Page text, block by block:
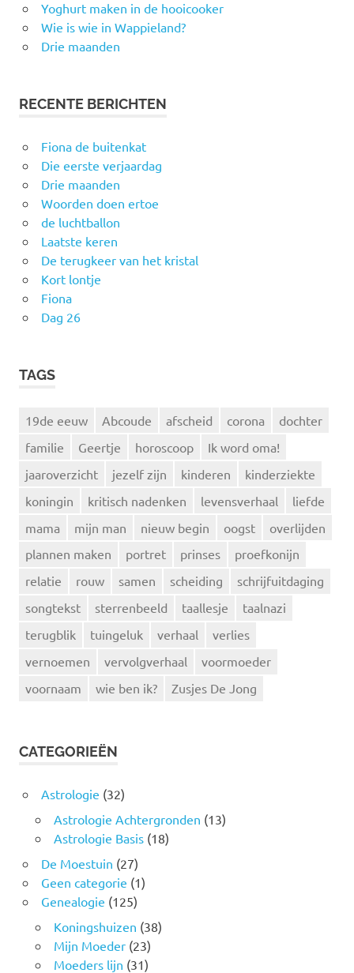
Yoghurt maken in de hooicooker
Wie is wie in Wappieland?
Drie maanden
RECENTE BERICHTEN
Fiona de buitenkat
Die eerste verjaardag
Drie maanden
Woorden doen ertoe
de luchtballon
Laatste keren
De terugkeer van het kristal
Kort lontje
Fiona
Dag 26
TAGS
19de eeuw Abcoude afscheid corona
dochter
familie
Geertje horoscoop
Ik word oma!
jaaroverzicht
jezelf zijn kinderen
kinderziekte
koningin
kritisch nadenken levensverhaal
liefde
mama
mijn man nieuw begin oogst
overlijden
plannen maken
portret prinses
proefkonijn
relatie
rouw samen scheiding
schrijfuitdaging
songtekst
sterrenbeeld taallesje
taalnazi
terugblik
tuingeluk verhaal
verlies
vernoemen
vervolgverhaal
voormoeder
voornaam
wie ben ik? Zusjes De Jong
CATEGORIEËN
Astrologie (32)
Astrologie Achtergronden (13)
Astrologie Basis(18)
De Moestuin (27)
Geen categorie (1)
Genealogie (125)
Koningshuizen (38)
Mijn Moeder(23)
Moeders lijn (31)